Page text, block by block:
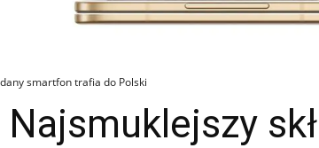
smartfon trafia do Polski